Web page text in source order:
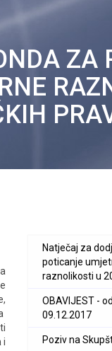
ZA
i
Natječaj za
poticanje
raznolikosti u
OBAVIJEST -
09.12.2017
Poziv na